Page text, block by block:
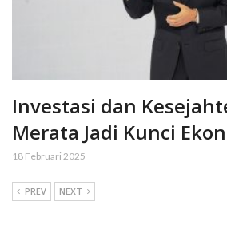
Investasi dan
Merata Jadi Kunci
18 Februari 2025
PREV NEXT